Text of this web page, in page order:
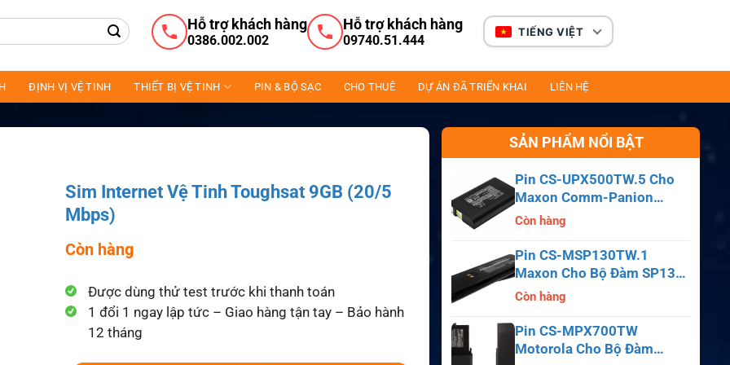
Hỗ trợ khách hàng
0386.002.002
Hỗ trợ khách hàng
09740.51.444
TIẾNG VIỆT
ĐỊNH VỊ VỆ TINH THIẾT BỊ VỆ TINH PIN & BỘ SẠC CHO THUÊ DỰ ÁN ĐÃ TRIỂN KHAI LIÊN HỆ
Sim Internet Vệ Tinh Toughsat 9GB (20/5
Mbps)
Còn hàng
Được dùng thử test trước khi thanh toán
1 đổi 1 ngay lập tức – Giao hàng tận tay – Bảo hành
12 tháng
SẢN PHẨM NỔI BẬT
Pin CS-UPX500TW.5 Cho
Maxon Comm-Panion
CP0150, CP0511, CP0515
Còn hàng
Pin CS-MSP130TW.1
Maxon Cho Bộ Đàm SP130,
SP140, SP150, SL55
Còn hàng
Pin CS-MPX700TW
Motorola Cho Bộ Đàm